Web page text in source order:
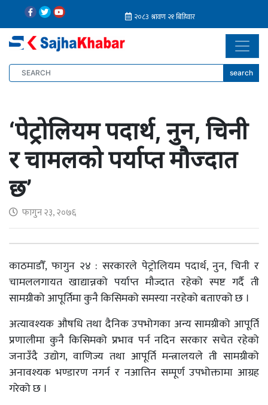
search
‘पेट्रोलियम पदार्थ, नुन, चिनी
र चामलको पर्याप्त मौज्दात
छ’
फागुन २३, २०७६
काठमाडौँ, फागुन २४ : सरकारले पेट्रोलियम पदार्थ, नुन, चिनी र
चामललगायत खाद्यान्नको पर्याप्त मौज्दात रहेको स्पष्ट गर्दै ती
सामग्रीको आपूर्तिमा कुनै किसिमको समस्या नरहेको बताएको छ ।
अत्यावश्यक औषधि तथा दैनिक उपभोगका अन्य सामग्रीको आपूर्ति
प्रणालीमा कुनै किसिमको प्रभाव पर्न नदिन सरकार सचेत रहेको
जनाउँदै उद्योग, वाणिज्य तथा आपूर्ति मन्त्रालयले ती सामग्रीको
अनावश्यक भण्डारण नगर्न र नआत्तिन सम्पूर्ण उपभोक्तामा आग्रह
गरेको छ ।